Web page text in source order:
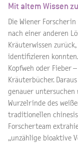
Mit altem Wissen
Die Wiener
nach einer anderen
Kräuterwissen
identifizieren
Kopfweh oder Fieber
Kräuterbücher.
genauer untersuchen
Wurzelrinde des
traditionellen
Forscherteam
„unzählige bioaktive